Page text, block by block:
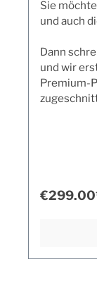
Sie
und auch
Dann
und wir
Premium-